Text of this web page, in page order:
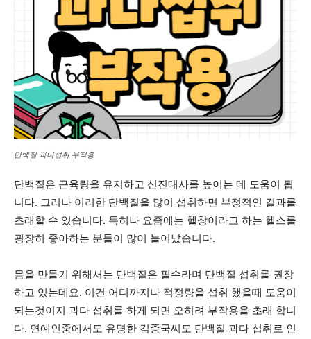
단백질 과다섭취 부작용
단백질은 근육량을 유지하고 신진대사를 높이는 데 도움이 됩
니다. 그러나 이러한 단백질을 많이 섭취하면 부정적인 결과를
초래할 수 있습니다. 특히나 요즘에는 헬창이라고 하는 헬스를
굉장히 좋아하는 분들이 많이 늘어났습니다.
몸을 만들기 위해서는 단백질은 필수라며 단백질 섭취를 권장
하고 있는데요. 이건 어디까지나 적정량을 섭취 했을때 도움이
되는것이지 과다 섭취를 하게 되면 오히려 부작용을 초래 합니
다. 연예인중에서도 유명한 김종국씨도 단백질 과다 섭취로 인